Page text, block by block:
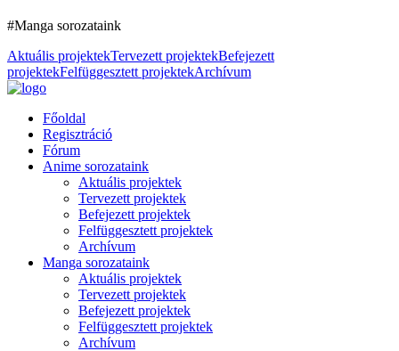
#Manga sorozataink
Aktuális projektekTervezett projektekBefejezett
projektekFelfüggesztett projektekArchívum
Főoldal
Regisztráció
Fórum
Anime sorozataink
Aktuális projektek
Tervezett projektek
Befejezett projektek
Felfüggesztett projektek
Archívum
Manga sorozataink
Aktuális projektek
Tervezett projektek
Befejezett projektek
Felfüggesztett projektek
Archívum